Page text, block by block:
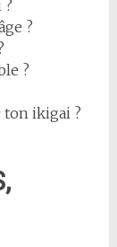
?
?
?
ton ikigai ?